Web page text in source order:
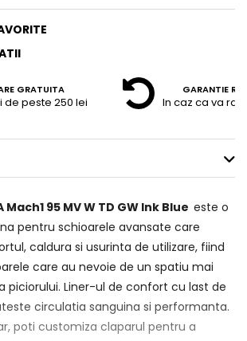
GRATUITA
de peste 250 lei
GARANTIE
In caz ca va
Mach1 95 MV W TD GW Ink Blue este o
pentru schioarele avansate care
caldura si usurinta de utilizare, fiind
care au nevoie de un spatiu mai
piciorului. Liner-ul de confort cu last de
circulatia sanguina si performanta.
poti customiza claparul pentru a